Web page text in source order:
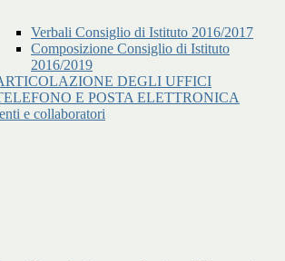
Verbali Consiglio di Istituto 2016/2017
Composizione Consiglio di Istituto
2016/2019
DEGLI UFFICI
E POSTA ELETTRONICA
e collaboratori